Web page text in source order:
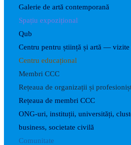
Galerie de artă contemporană
Spațiu expozițional
Qub
Centru pentru știință și artă — vizite
Centru educațional
Membri CCC
Rețeaua de organizații și
Rețeaua de membri CCC
ONG-uri, instituții, universități,
business, societate civilă
Comunitate